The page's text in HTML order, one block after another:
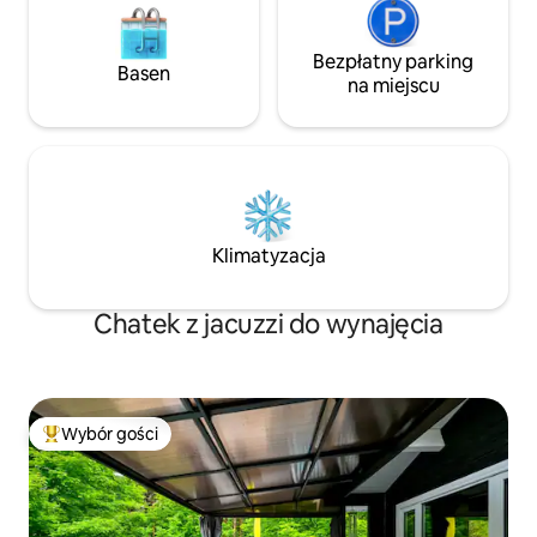
Basen
Bezpłatny parking
na miejscu
Klimatyzacja
Chatek z jacuzzi do wynajęcia
Najpopularniejsze z kategorii Wybór gości
Wybór gości